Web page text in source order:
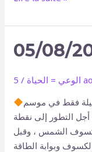
05/08/
الوعي = الحياة /
5
فقط في موسم
التطور إلى نقطة
كسوف الشمس ، وقبل
وبوابة الطاقة
05/08/2026